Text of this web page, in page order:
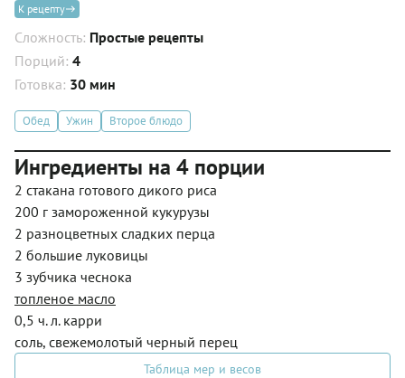
К рецепту
Сложность: Простые рецепты
Порций: 4
Готовка: 30 мин
Обед Ужин Второе блюдо
Ингредиенты на 4 порции
2 стакана готового дикого риса
200 г замороженной кукурузы
2 разноцветных сладких перца
2 большие луковицы
3 зубчика чеснока
топленое масло
0,5 ч. л. карри
соль, свежемолотый черный перец
Таблица мер и весов